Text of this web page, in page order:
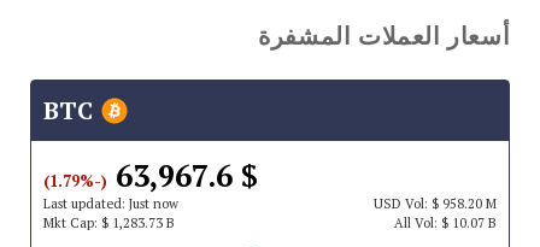
أسعار العملات المشفرة
$ 63,967.6
(-1.79%)
Last updated: Just now USDVol: $ 958.20 M
Mkt Cap: $ 1,283.73 B All Vol: $ 10.07 B